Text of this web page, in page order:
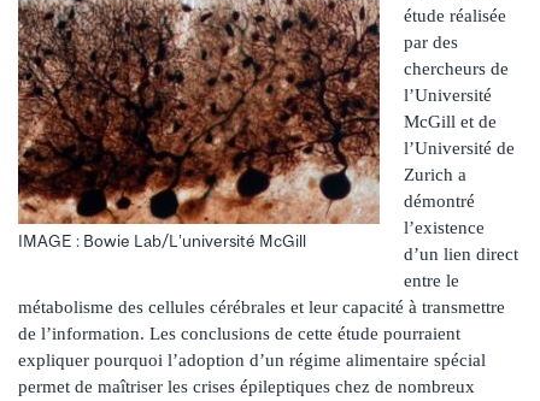
IMAGE : Bowie Lab/L’université McGill
étude réalisée
par des
chercheurs de
l’Université
McGill et de
l’Université de
Zurich a
démontré
l’existence
d’un lien direct
entre le
métabolisme des cellules cérébrales et leur capacité à transmettre
de l’information. Les conclusions de cette étude pourraient
expliquer pourquoi l’adoption d’un régime alimentaire spécial
permet de maîtriser les crises épileptiques chez de nombreux